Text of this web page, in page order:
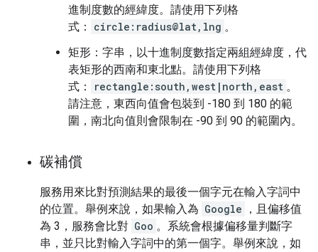
進制度數的經緯度。請使用下列格
式：
circle:radius@lat,lng 。
矩形：字串，以十進制度數指定兩組經緯度，代
表矩形的西南和東北點。請使用下列格
式：
rectangle:south,west|north,east 。
請注意，東西向值會包裝到 -180 到 180 的範
圍，南北向值則會限制在 -90 到 90 的範圍內。
碳補償
服務用來比對預測結果的最後一個字元在輸入字詞中
的位置。舉例來說，如果輸入為 Google
，且偏移值
為 3，服務會比對 Goo 。系統會根據偏移量判斷字
串，並只比對輸入字詞中的第一個字。舉例來說，如